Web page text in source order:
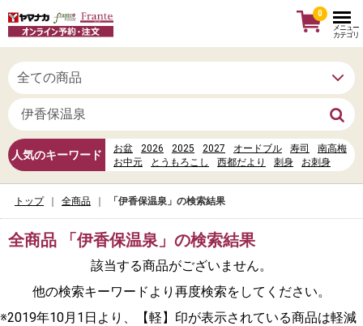
人気のキーワード お盆 2026 2025 2027 オードブル 寿司
南高梅
お中元
とうもろこし 西都だより 刺身
お刺身
%E3%81%A9%E3%82%93%E3%81%A8%E7%A5%AD
ヤマナカカレンダーポイント
0
メニュー
カテゴリ
トップ 全商品 「伊香保温泉」の検索結果
全商品 「伊香保温泉」の検索結果
該当する商品がございません。
他の検索キーワードより再度検索をしてください。
※2019年10月1日より、【軽】印が表示されている商品は軽減